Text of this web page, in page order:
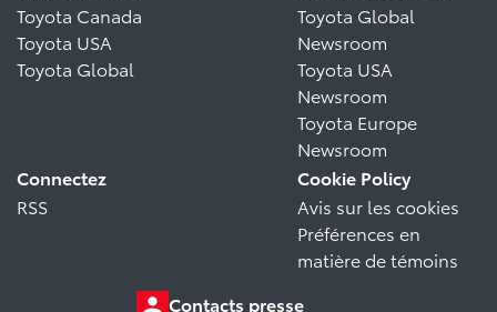
Toyota Canada
Toyota USA
Toyota Global
Toyota Global
Newsroom
Toyota USA
Newsroom
Toyota Europe
Newsroom
Connectez
RSS
Cookie Policy
Avis sur les cookies
Préférences en
matière de témoins
Contacts presse